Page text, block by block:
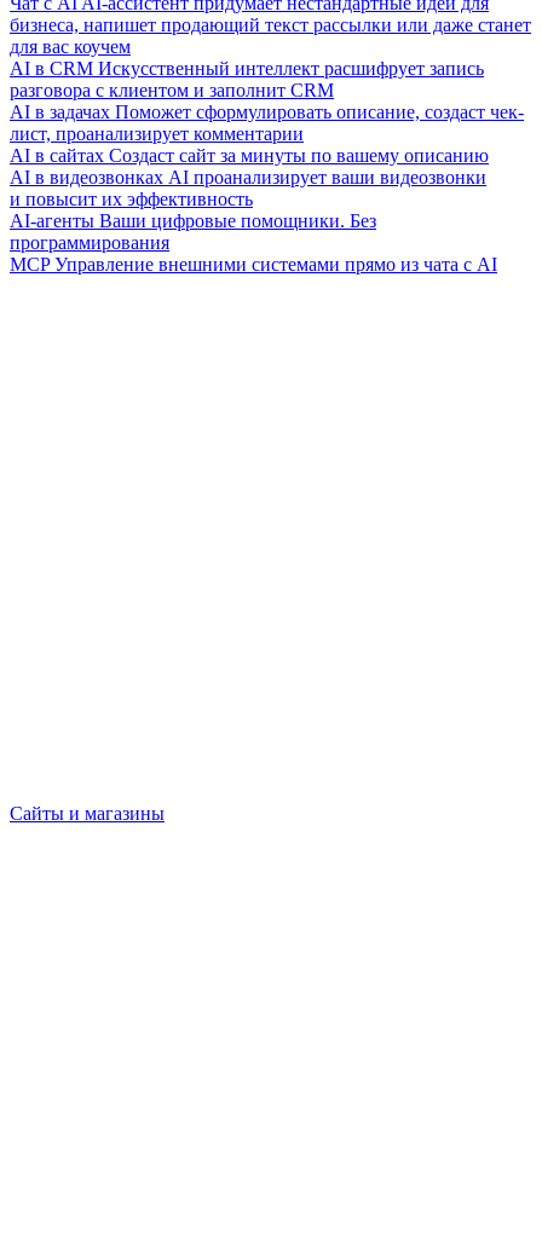
бизнеса, напишет продающий текст рассылки или даже станет
для вас коучем
AI в CRM Искусственный интеллект расшифрует запись
разговора с клиентом и заполнит CRM
AI в задачах Поможет сформулировать описание, создаст чек-
лист, проанализирует комментарии
AI в сайтах Создаст сайт за минуты по вашему описанию
AI в видеозвонках AI проанализирует ваши видеозвонки
и повысит их эффективность
AI-агенты Ваши цифровые помощники. Без
программирования
MCP Управление внешними системами прямо из чата с AI
Сайты и магазины